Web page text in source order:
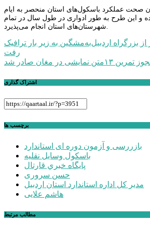
صحت عملکرد باسکول‌های استان منحصر به ایام
و این طرح به طور ادواری در طول سال در تمام
شهرستان‌های استان انجام می‌پذیرد.
راهبری
نوشته
از بزرگراه اردبیل‌به‌مشگین به زیر بار ترافیک
رفت
۱۳متن نمایشی در مغان صادر شد
اشتراک گذاری
برچسب ها
بازررسی و آزمون دوره ای استاندارد
باسکول وسایل نقلیه
پايگاه خبري قارتال
حسن سروری
مدیر کل اداره استاندارد استان اردبیل
هاشم علایی
مطالب مرتبط